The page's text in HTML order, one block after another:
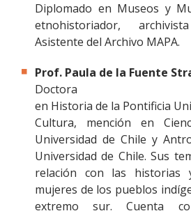
Diplomado en Museos y
etnohistoriador,
Asistente del Archivo MAPA.
Prof. Paula de la Fuente
Doctora
en Historia de la Pontificia
Cultura, mención en
Universidad de Chile y
Universidad de Chile. Sus
relación con las historias
mujeres de los pueblos
extremo sur. Cuenta